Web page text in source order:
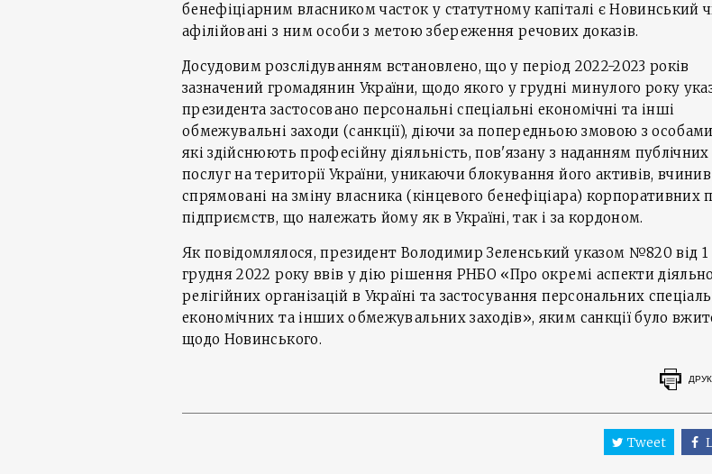
бенефіціарним власником часток у статутному капіталі є Новинський
афілійовані з ним особи з метою збереження речових доказів.
Досудовим розслідуванням встановлено, що у період 2022-2023 років
зазначений громадянин України, щодо якого у грудні минулого року
президента застосовано персональні спеціальні економічні та інші
обмежувальні заходи (санкції), діючи за попередньою змовою з
які здійснюють професійну діяльність, пов'язану з наданням публічних
послуг на території України, уникаючи блокування його активів, вчинив
спрямовані на зміну власника (кінцевого бенефіціара) корпоративних
підприємств, що належать йому як в Україні, так і за кордоном.
Як повідомлялося, президент Володимир Зеленський указом №820 від 1
грудня 2022 року ввів у дію рішення РНБО «Про окремі аспекти
релігійних організацій в Україні та застосування персональних
економічних та інших обмежувальних заходів», яким санкції було
щодо Новинського.
Tweet